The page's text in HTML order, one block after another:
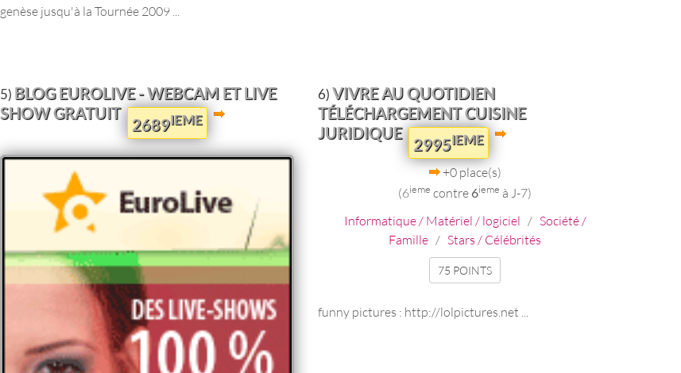
genèse jusqu'à la Tournée 2009 ...
5) BLOG EUROLIVE - WEBCAM ET LIVE
SHOW GRATUIT
2689IEME
6)VIVRE AU QUOTIDIEN
TÉLÉCHARGEMENT CUISINE
JURIDIQUE
2995IEME
+0 place(s)
(6ieme contre 6ieme à J-7)
Informatique / Matériel / logiciel / Société /
Famille / Stars / Célébrités
75 POINTS
funny pictures : http://lolpictures.net ...